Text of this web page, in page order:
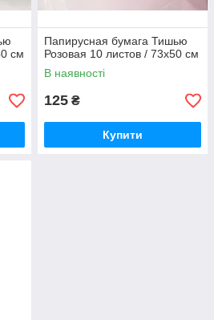
см
Папирусная бумага Тишью
Розовая 10 листов / 73x50 см
В наявності
125 ₴
Купити